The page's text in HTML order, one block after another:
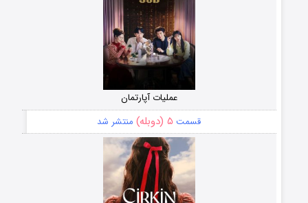
عملیات آپارتمان
قسمت ۵ (دوبله) منتشر شد